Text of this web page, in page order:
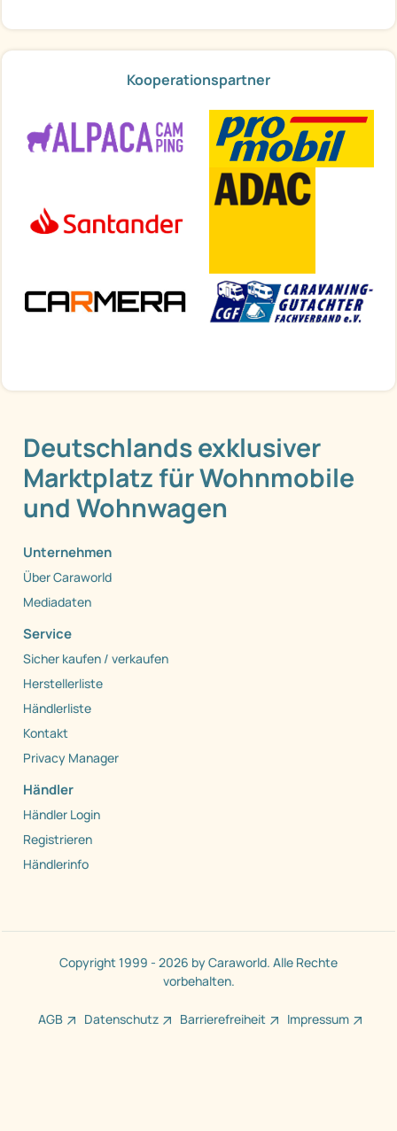
Kooperationspartner
Deutschlands exklusiver
Marktplatz für Wohnmobile
und Wohnwagen
Unternehmen
Über Caraworld
Mediadaten
Service
Sicher kaufen / verkaufen
Herstellerliste
Händlerliste
Kontakt
Privacy Manager
Händler
Händler Login
Registrieren
Händlerinfo
Copyright 1999 - 2026 by Caraworld. Alle Rechte
vorbehalten.
AGB Datenschutz Barrierefreiheit Impressum